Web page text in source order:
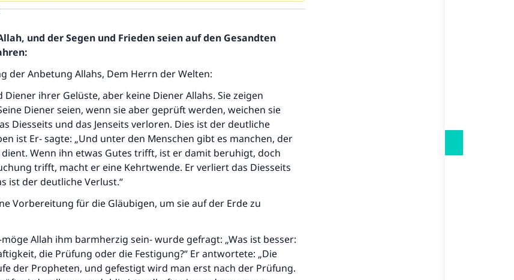
und der Segen und Frieden seien auf den Gesandten
der Anbetung Allahs, Dem Herrn der Welten:
Diener ihrer Gelüste, aber keine Diener Allahs. Sie zeigen
Diener seien, wenn sie aber geprüft werden, weichen sie
Diesseits und das Jenseits verloren. Dies ist der deutliche
ist Er- sagte: „Und unter den Menschen gibt es manchen, der
dient. Wenn ihn etwas Gutes trifft, ist er damit beruhigt, doch
trifft, macht er eine Kehrtwende. Er verliert das Diesseits
ist der deutliche Verlust.“
Vorbereitung für die Gläubigen, um sie auf der Erde zu
-möge Allah ihm barmherzig sein- wurde gefragt: „Was ist besser:
die Prüfung oder die Festigung?“ Er antwortete: „Die
der Propheten, und gefestigt wird man erst nach der Prüfung.